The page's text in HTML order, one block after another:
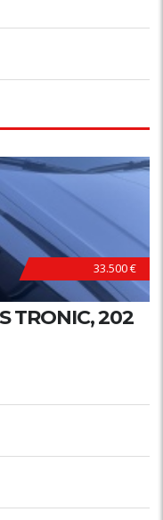
33.500 €
TRONIC, 202